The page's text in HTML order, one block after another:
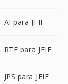
AI para JFIF
RTF para JFIF
JPS para JFIF